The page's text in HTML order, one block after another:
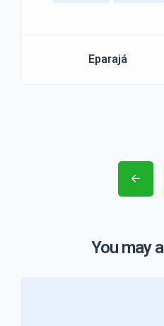
Eparajá
You may